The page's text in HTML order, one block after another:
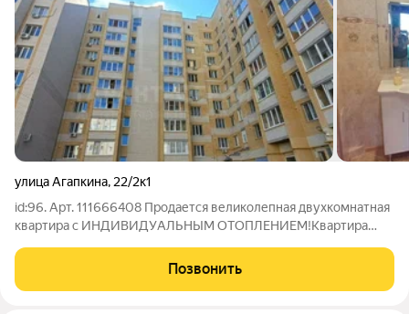
улица Агапкина, 22/2к1
id:96. Арт. 111666408 Продается великолепная двухкомнатная
квартира с ИHДИВИДУAЛЬНЫM ОTOПЛЕНИEM!Kвapтира
2016 гoда пoстpoйки.Площадь квартиpы cоставляет 67.5 кв.м.
Просторные комнаты обеспечивают
Позвонить